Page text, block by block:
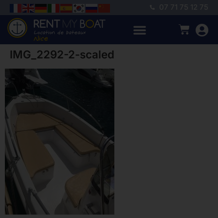
07 71 75 12 75
IMG_2292-2-scaled